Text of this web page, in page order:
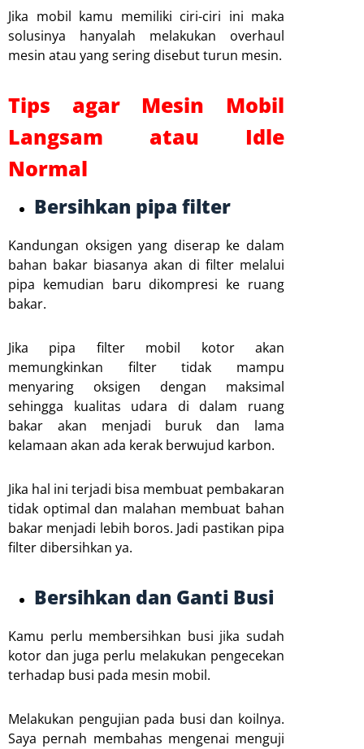
Jika mobil kamu memiliki ciri-ciri ini maka
solusinya hanyalah melakukan overhaul
mesin atau yang sering disebut turun mesin.
Tips agar Mesin Mobil
Langsam atau Idle
Normal
Bersihkan pipa filter
Kandungan oksigen yang diserap ke dalam
bahan bakar biasanya akan di filter melalui
pipa kemudian baru dikompresi ke ruang
bakar.
Jika pipa filter mobil kotor akan
memungkinkan filter tidak mampu
menyaring oksigen dengan maksimal
sehingga kualitas udara di dalam ruang
bakar akan menjadi buruk dan lama
kelamaan akan ada kerak berwujud karbon.
Jika hal ini terjadi bisa membuat pembakaran
tidak optimal dan malahan membuat bahan
bakar menjadi lebih boros. Jadi pastikan pipa
filter dibersihkan ya.
Bersihkan dan Ganti Busi
Kamu perlu membersihkan busi jika sudah
kotor dan juga perlu melakukan pengecekan
terhadap busi pada mesin mobil.
Melakukan pengujian pada busi dan koilnya.
Saya pernah membahas mengenai menguji